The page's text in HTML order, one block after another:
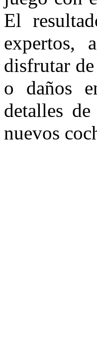
El
expertos,
disfrutar
o daños
detalles
nuevos